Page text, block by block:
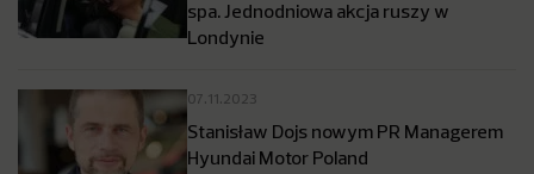
spa. Jednodniowa akcja ruszy w
Londynie
07.11.2023
Stanisław Dojs nowym PR Managerem
Hyundai Motor Poland